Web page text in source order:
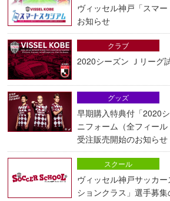
ヴィッセル神戸「スマ
お知らせ
2020シーズン Ｊリーグ
クラブ
早期購入特典付「2020
ニフォーム（全フィー
受注販売開始のお知らせ
グッズ
ヴィッセル神戸サッカ
ションクラス」選手募
スクール